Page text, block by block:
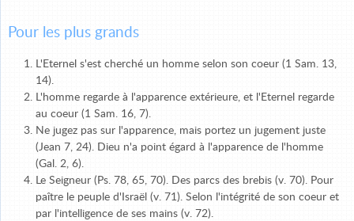
Pour les plus grands
L'Eternel s'est cherché un homme selon son coeur (1 Sam. 13,
14).
L'homme regarde à l'apparence extérieure, et l'Eternel regarde
au coeur (1 Sam. 16, 7).
Ne jugez pas sur l'apparence, mais portez un jugement juste
(Jean 7, 24). Dieu n'a point égard à l'apparence de l'homme
(Gal. 2, 6).
Le Seigneur (Ps. 78, 65, 70). Des parcs des bre­bis (v. 70). Pour
paître le peuple d'Israël (v. 71). Selon l'intégrité de son coeur et
par l'intelligence de ses mains (v. 72).